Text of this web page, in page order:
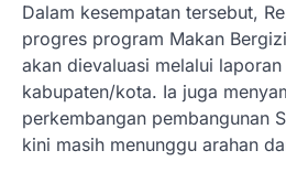
Dalam kesempatan tersebut,
progres program Makan
akan dievaluasi melalui
kabupaten/kota. Ia juga
perkembangan pembangunan
kini masih menunggu arahan